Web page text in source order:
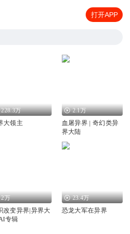
打开APP
228.3万
大领主
2.1万
血屠异界 | 奇幻类异
界大陆
2万
改变异界|异界大
专辑
23.4万
恐龙大军在异界